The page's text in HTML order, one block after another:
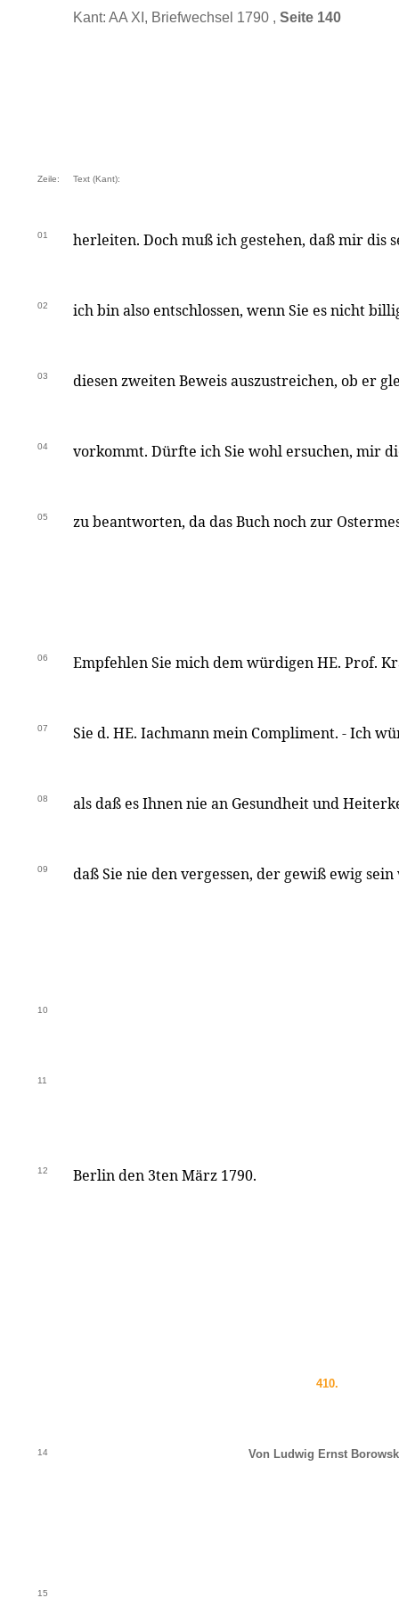
Kant: AA XI, Briefwechsel 1790 , Seite 140
Zeile: Text (Kant):
01 herleiten. Doch muß ich gestehen, daß mir dis
02 ich bin also entschlossen, wenn Sie es nicht
03 diesen zweiten Beweis auszustreichen, ob er
04 vorkommt. Dürfte ich Sie wohl ersuchen, mir
05 zu beantworten, da das Buch noch zur
06 Empfehlen Sie mich dem würdigen HE. Prof.
07 Sie d. HE. Iachmann mein Compliment. - Ich
08 als daß es Ihnen nie an Gesundheit und
09 daß Sie nie den vergessen, der gewiß ewig
10
11
12 Berlin den 3ten März 1790.
410.
14 Von Ludwig Ernst
15